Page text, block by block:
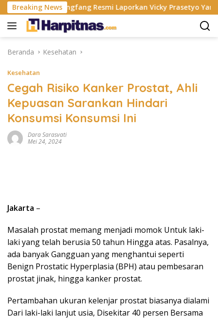
Langsung
ke
konten
Breaking News
Fangfang Resmi Laporkan Vicky Prasetyo Yang
Beranda Kesehatan
Kesehatan
Cegah Risiko Kanker Prostat, Ahli
Kepuasan Sarankan Hindari
Konsumsi Konsumsi Ini
Dara Sarasvati
Mei 24, 2024
Jakarta –
Masalah prostat memang menjadi momok Untuk laki-
laki yang telah berusia 50 tahun Hingga atas. Pasalnya,
ada banyak Gangguan yang menghantui seperti
Benign Prostatic Hyperplasia (BPH) atau pembesaran
prostat jinak, hingga kanker prostat.
Pertambahan ukuran kelenjar prostat biasanya dialami
Dari laki-laki lanjut usia, Disekitar 40 persen Bersama